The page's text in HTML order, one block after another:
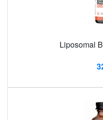
Liposomal